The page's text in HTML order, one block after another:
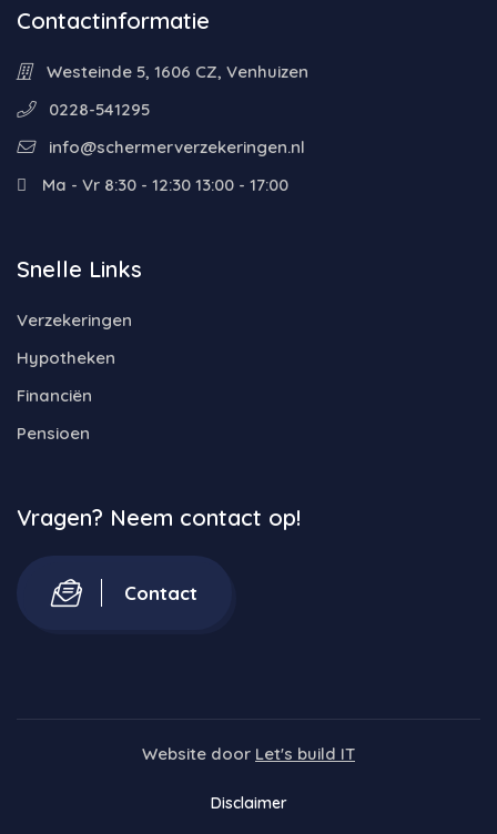
Contactinformatie
Westeinde 5, 1606 CZ, Venhuizen
0228-541295
info@schermerverzekeringen.nl
Ma - Vr 8:30 - 12:30 13:00 - 17:00
Snelle Links
Verzekeringen
Hypotheken
Financiën
Pensioen
Vragen? Neem contact op!
Contact
Website door Let's build IT
Disclaimer